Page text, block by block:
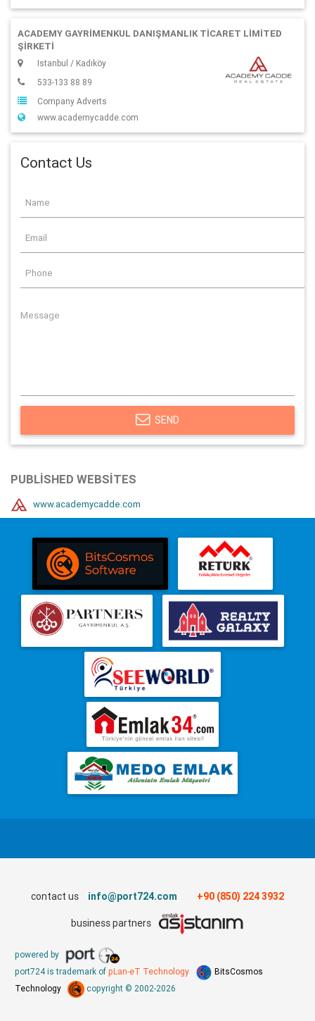
ACADEMY GAYRİMENKUL DANIŞMANLIK TİCARET LİMİTED
ŞİRKETİ
Istanbul / Kadıköy
533-133 88 89
Company Adverts
www.academycadde.com
Contact Us
SEND
PUBLISHED WEBSITES
www.academycadde.com
contact us info@port724.com +90 (850) 224 3932
business partners
powered by
port724 is trademark of pLan-eT Technology
BitsCosmos
Technology
copyright © 2002-2026